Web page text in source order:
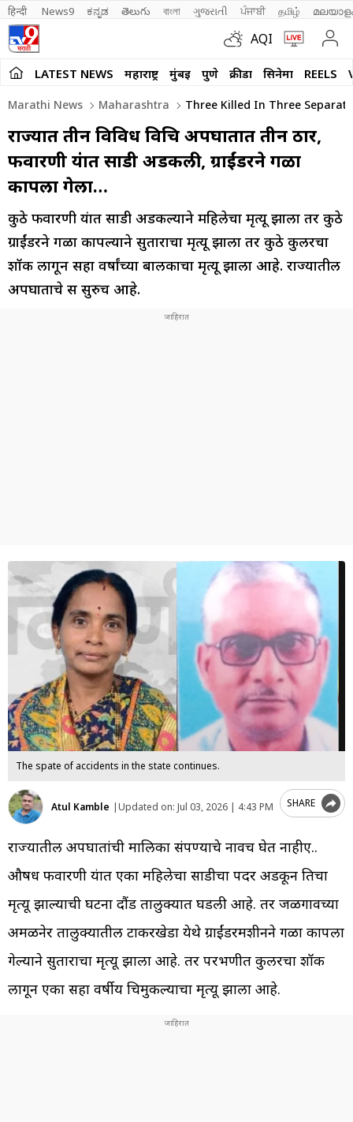
हिन्दी News9 ಕನ್ನಡ తెలుగు বাংলা ગુજરાતી ਪੰਜਾਬੀ தமிழ்
AQI
LATEST NEWS महाराष्ट्र मुंबई पुणे क्रीडा सिनेमा REELS
Marathi News Maharashtra Three Killed In Three
राज्यात तीन विविध विचित्र अपघातात तीन ठार,
फवारणी यंत्रात साडी अडकली, ग्राईंडरने गळा
कापला गेला…
कुठे फवारणी यंत्रात साडी अडकल्याने महिलेचा मृत्यू झाला तर कुठे
ग्राईंडरने गळा कापल्याने सुताराचा मृत्यू झाला तर कुठे कुलरचा
शॉक लागून सहा वर्षांच्या बालकाचा मृत्यू झाला आहे. राज्यातील
अपघाताचे सत्र सुरुच आहे.
The spate of accidents in the state continues.
Atul Kamble |Updated on: Jul 03, 2026 | 4:43 PM SHARE
राज्यातील अपघातांची मालिका संपण्याचे नावच घेत नाहीए..
औषध फवारणी यंत्रात एका महिलेचा साडीचा पदर अडकून तिचा
मृत्यू झाल्याची घटना दौंड तालुक्यात घडली आहे. तर जळगावच्या
अमळनेर तालुक्यातील टाकरखेडा येथे ग्राईंडरमशीनने गळा कापला
गेल्याने सुताराचा मृत्यू झाला आहे. तर परभणीत कुलरचा शॉक
लागून एका सहा वर्षीय चिमुकल्याचा मृत्यू झाला आहे.